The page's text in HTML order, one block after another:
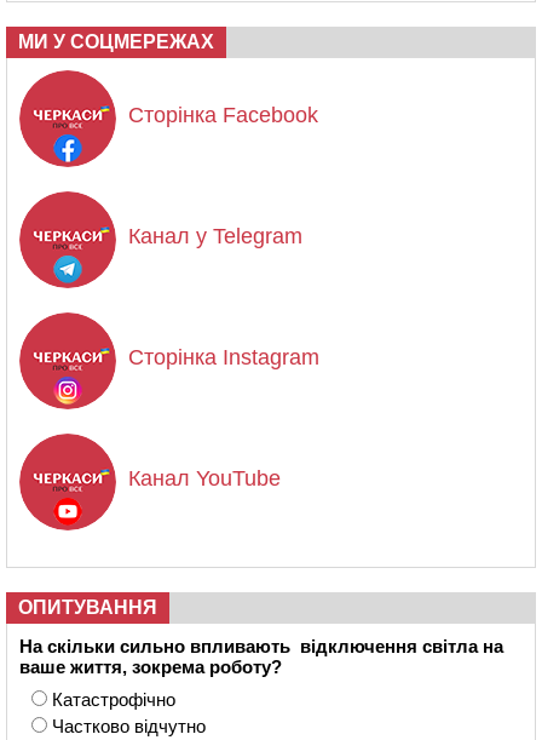
МИ У СОЦМЕРЕЖАХ
Сторінка Facebook
Канал у Telegram
Сторінка Instagram
Канал YouTube
ОПИТУВАННЯ
На скільки сильно впливають відключення світла на
ваше життя, зокрема роботу?
Катастрофічно
Частково відчутно